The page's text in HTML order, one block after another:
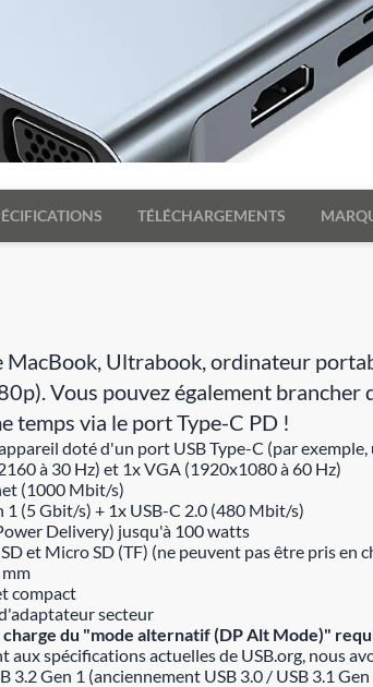
TÉLÉCHARGEMENTS
MacBook, Ultrabook, ordinateur
Vous pouvez également
temps via le port Type-C PD !
doté d'un port USB Type-C (par
à 30 Hz) et 1x VGA (1920x1080 à 60 Hz)
(1000 Mbit/s)
1 (5 Gbit/s) + 1x USB-C 2.0 (480 Mbit/s)
Delivery) jusqu'à 100 watts
et Micro SD (TF) (ne peuvent pas être pris en
compact
secteur
charge du "mode alternatif (DP Alt Mode)"
aux spécifications actuelles de USB.org, nous
3.2 Gen 1 (anciennement USB 3.0 / USB 3.1